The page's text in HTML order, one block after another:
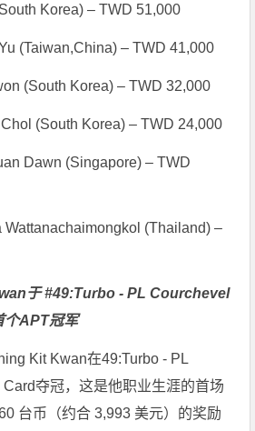
Korea) – TWD 51,000
(Taiwan,China) – TWD 41,000
(South Korea) – TWD 32,000
(South Korea) – TWD 24,000
Dawn (Singapore) – TWD
Wattanachaimongkol (Thailand) –
于 #49:Turbo - PL Courchevel
个APT冠军
Kit Kwan在49:Turbo - PL
夺冠，这是他职业生涯的首场
台币（约合 3,993 美元）的奖励